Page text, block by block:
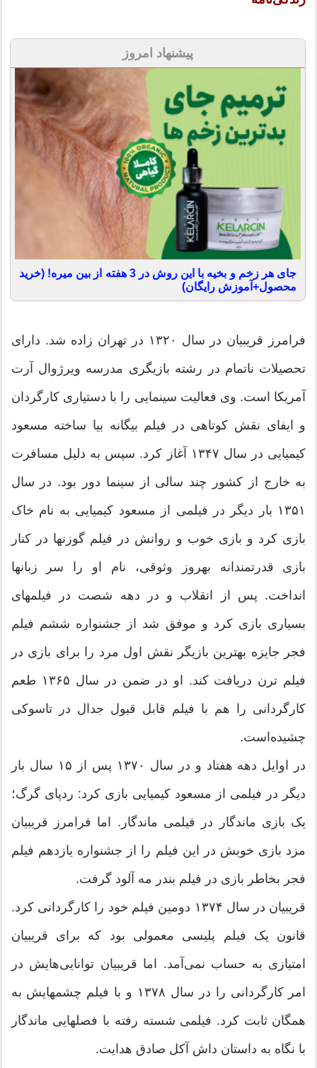
پیشنهاد امروز
جای هر زخم و بخیه با این روش در 3 هفته از بین میره! (خرید
محصول+آموزش رایگان)
فرامرز قریبیان در سال ۱۳۲۰ در تهران زاده شد. دارای
تحصیلات ناتمام در رشته بازیگری مدرسه ویرژوال آرت
آمریکا است. وی فعالیت سینمایی را با دستیاری کارگردان
و ایفای نقش کوتاهی در فیلم بیگانه بیا ساخته مسعود
کیمیایی در سال ۱۳۴۷ آغاز کرد. سپس به دلیل مسافرت
به خارج از کشور چند سالی از سینما دور بود. در سال
۱۳۵۱ بار دیگر در فیلمی از مسعود کیمیایی به نام خاک
بازی کرد و بازی خوب و روانش در فیلم گوزنها در کنار
بازی قدرتمندانه بهروز وثوقی، نام او را سر زبانها
انداخت. پس از انقلاب و در دهه شصت در فیلمهای
بسیاری بازی کرد و موفق شد از جشنواره ششم فیلم
فجر جایزه بهترین بازیگر نقش اول مرد را برای بازی در
فیلم ترن دریافت کند. او در ضمن در سال ۱۳۶۵ طعم
کارگردانی را هم با فیلم قابل قبول جدال در تاسوکی
چشیده‌است.
در اوایل دهه هفتاد و در سال ۱۳۷۰ پس از ۱۵ سال بار
دیگر در فیلمی از مسعود کیمیایی بازی کرد: ردپای گرگ؛
یک بازی ماندگار در فیلمی ماندگار. اما فرامرز قریبیان
مزد بازی خوبش در این فیلم را از جشنواره یازدهم فیلم
فجر بخاطر بازی در فیلم بندر مه آلود گرفت.
قریبیان در سال ۱۳۷۴ دومین فیلم خود را کارگردانی کرد.
قانون یک فیلم پلیسی معمولی بود که برای قریبیان
امتیازی به حساب نمی‌آمد. اما قریبیان توانایی‌هایش در
امر کارگردانی را در سال ۱۳۷۸ و با فیلم چشمهایش به
همگان ثابت کرد. فیلمی شسته رفته با فصلهایی ماندگار
با نگاه به داستان داش آکل صادق هدایت.